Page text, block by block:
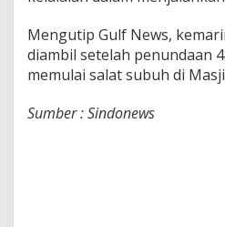
Mengutip Gulf News,
diambil setelah penundaan
memulai salat subuh di
Sumber : Sindonews